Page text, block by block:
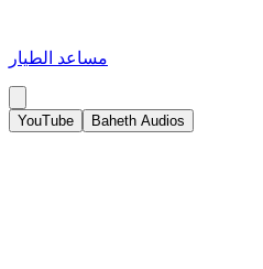
مساعد الطيار
YouTube Baheth Audios